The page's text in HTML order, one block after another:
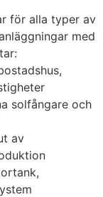
för alla typer av
med
solfångare och
av